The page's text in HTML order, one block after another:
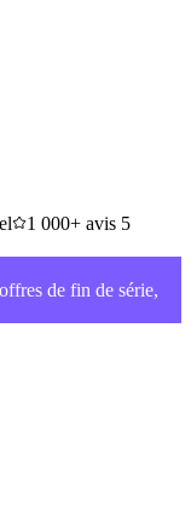
1 000+ avis 5
de fin de série,